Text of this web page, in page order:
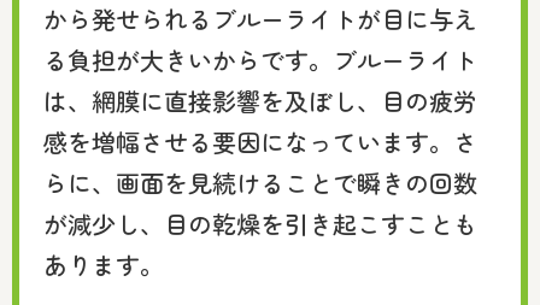
から発せられるブルーライトが目に与え
る負担が大きいからです。ブルーライト
は、網膜に直接影響を及ぼし、目の疲労
感を増幅させる要因になっています。さ
らに、画面を見続けることで瞬きの回数
が減少し、目の乾燥を引き起こすことも
あります。